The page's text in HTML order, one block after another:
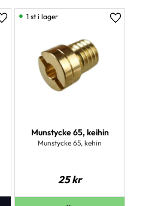
Lägg till i favoriter
Munstycke 65, keihin
Munstycke 65, kehin
25kr
Lägg till i
1 st i lager